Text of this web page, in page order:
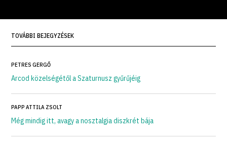
TOVÁBBI BEJEGYZÉSEK
PETRES GERGŐ
Arcod közelségétől a Szaturnusz gyűrűjéig
PAPP ATTILA ZSOLT
Még mindig itt, avagy a nosztalgia diszkrét bája